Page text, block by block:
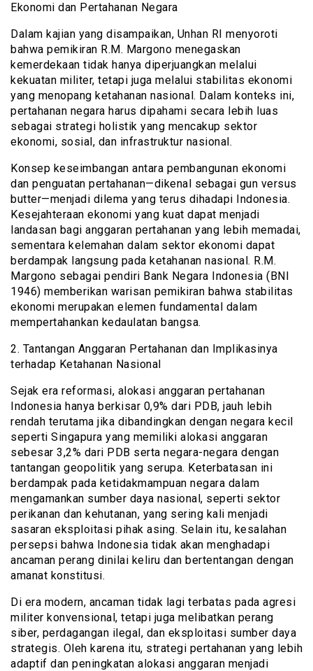
Ekonomi dan Pertahanan Negara
Dalam kajian yang disampaikan, Unhan RI menyoroti
bahwa pemikiran R.M. Margono menegaskan
kemerdekaan tidak hanya diperjuangkan melalui
kekuatan militer, tetapi juga melalui stabilitas ekonomi
yang menopang ketahanan nasional. Dalam konteks ini,
pertahanan negara harus dipahami secara lebih luas
sebagai strategi holistik yang mencakup sektor
ekonomi, sosial, dan infrastruktur nasional.
Konsep keseimbangan antara pembangunan ekonomi
dan penguatan pertahanan—dikenal sebagai gun versus
butter—menjadi dilema yang terus dihadapi Indonesia.
Kesejahteraan ekonomi yang kuat dapat menjadi
landasan bagi anggaran pertahanan yang lebih memadai,
sementara kelemahan dalam sektor ekonomi dapat
berdampak langsung pada ketahanan nasional. R.M.
Margono sebagai pendiri Bank Negara Indonesia (BNI
1946) memberikan warisan pemikiran bahwa stabilitas
ekonomi merupakan elemen fundamental dalam
mempertahankan kedaulatan bangsa.
2. Tantangan Anggaran Pertahanan dan Implikasinya
terhadap Ketahanan Nasional
Sejak era reformasi, alokasi anggaran pertahanan
Indonesia hanya berkisar 0,9% dari PDB, jauh lebih
rendah terutama jika dibandingkan dengan negara kecil
seperti Singapura yang memiliki alokasi anggaran
sebesar 3,2% dari PDB serta negara-negara dengan
tantangan geopolitik yang serupa. Keterbatasan ini
berdampak pada ketidakmampuan negara dalam
mengamankan sumber daya nasional, seperti sektor
perikanan dan kehutanan, yang sering kali menjadi
sasaran eksploitasi pihak asing. Selain itu, kesalahan
persepsi bahwa Indonesia tidak akan menghadapi
ancaman perang dinilai keliru dan bertentangan dengan
amanat konstitusi.
Di era modern, ancaman tidak lagi terbatas pada agresi
militer konvensional, tetapi juga melibatkan perang
siber, perdagangan ilegal, dan eksploitasi sumber daya
strategis. Oleh karena itu, strategi pertahanan yang lebih
adaptif dan peningkatan alokasi anggaran menjadi